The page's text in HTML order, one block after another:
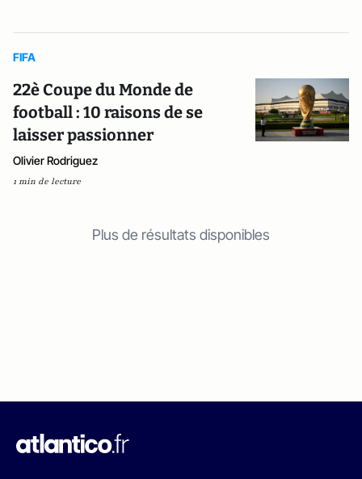
FIFA
22è Coupe du Monde de
football : 10 raisons de se
laisser passionner
Olivier Rodriguez
1 min de lecture
Plus de résultats disponibles